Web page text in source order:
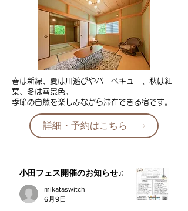
春は新緑、夏は川遊びやバーベキュー、秋は紅
葉、冬は雪景色。
季節の自然を楽しみながら滞在できる宿です。
詳細・予約はこちら
小田フェス開催のお知らせ♫
mikataswitch
6月9日